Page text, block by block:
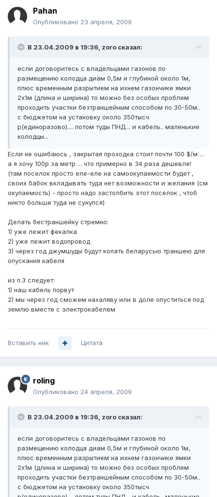
Pahan
Опубликовано 23 апреля, 2009
В 23.04.2009 в 19:36, zoro сказал:
если договоритесь с владельцами газонов по
размещению колодца диам 0,5м и глубиной около 1м,
плюс временным разрытием на ихнем газончике ямки
2х1м (длина и ширина) то можно без особых проблем
проходить участки безтраншейным способом по 30-50м..
с бюджетом на установку около 350тысч
р(единоразово).... потом туды ПНД... и кабель.. маленькие
колодцы...
Если не ошибаюсь , закрытая проходка стоит почти 100 $/м ...
а я хочу 100р за метр ... что примерно в 34 раза дешевле!
(там поселок просто еле-еле на самоокупаемости будет ,
своих бабок вкладывать туда нет возможности и желания (см
окупаемость) - просто надо застолбить этот поселок , чтоб
никто больше туда не сунулся)
Делать бестраншейку стремно:
1) уже лежит фекалка
2) уже лежит водопровод
3) через год джумшуды будут копать беларусью траншею для
опускания кабеля
из п.3 следует:
1) наш кабель порвут
2) мы через год сможем нахаляву или в доле опуститься под
землю вместе с электрокабелем
Вставить ник Цитата
roling
Опубликовано 24 апреля, 2009
В 23.04.2009 в 19:36, zoro сказал:
если договоритесь с владельцами газонов по
размещению колодца диам 0,5м и глубиной около 1м,
плюс временным разрытием на ихнем газончике ямки
2х1м (длина и ширина) то можно без особых проблем
проходить участки безтраншейным способом по 30-50м..
с бюджетом на установку около 350тысч